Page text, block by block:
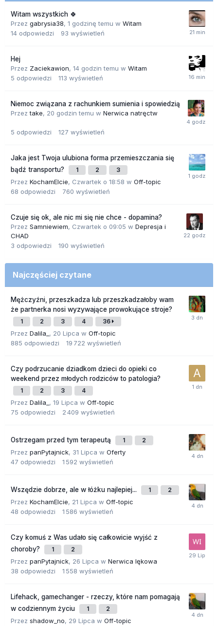
Witam wszystkich 🍀
Przez gabrysia38, 1 godzinę temu w Witam
14 odpowiedzi 93 wyświetleń
Hej
Przez Zaciekawion, 14 godzin temu w Witam
5 odpowiedzi 113 wyświetleń
Niemoc związana z rachunkiem sumienia i spowiedzią
Przeztake, 20 godzin temu w Nerwica natręctw
5 odpowiedzi 127 wyświetleń
Jaka jest Twoja ulubiona forma przemieszczania się
bądź transportu?
1 2 3
Przez KochamElcie, Czwartek o 18:58 w Off-topic
68 odpowiedzi 760 wyświetleń
Czuje się ok, ale nic mi się nie chce - dopamina?
Przez Samniewiem, Czwartek o 09:05 w Depresja i
CHAD
3 odpowiedzi 190 wyświetleń
Najczęściej czytane
Mężczyźni, przeszkadza lub przeszkadzałoby wam
że partnerka nosi wyzywające prowokujące stroje?
1 2 3 4 36
Przez Dalila_ , 20 Lipca w Off-topic
885 odpowiedzi 19 722 wyświetleń
Czy podrzucanie dziadkom dzieci do opieki co
weekend przez młodych rodziców to patologia?
1 2 3 4
Przez Dalila_ , 19 Lipca w Off-topic
75 odpowiedzi 2 409 wyświetleń
Ostrzegam przed tym terapeutą 1 2
Przez panPytajnick, 31 Lipca w Oferty
47 odpowiedzi 1 592 wyświetleń
Wszędzie dobrze, ale w łóżku najlepiej... 1 2
Przez KochamElcie, 21 Lipca w Off-topic
48 odpowiedzi 1 586 wyświetleń
Czy komuś z Was udało się całkowicie wyjść z
choroby?
1 2
Przez panPytajnick, 26 Lipca w Nerwica lękowa
38 odpowiedzi 1 558 wyświetleń
Lifehack, gamechanger - rzeczy, które nam pomagają
w codziennym życiu
1 2
Przez shadow_no, 29 Lipca w Off-topic